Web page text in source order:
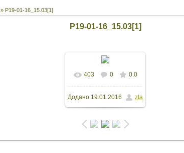
» P19-01-16_15.03[1]
P19-01-16_15.03[1]
У реальному
розмірі 1600x1200/
356.7Kb
403 0 0.0
Додано 19.01.2016 zta